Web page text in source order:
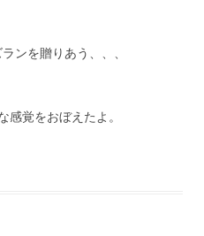
ンを贈りあう、、、
覚をおぼえたよ。